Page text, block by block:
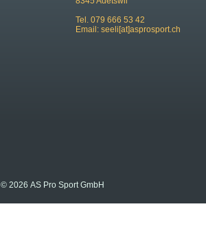
Tel. 079 666 53 42
Email: seeli[at]asprosport.ch
© 2026 AS Pro Sport GmbH